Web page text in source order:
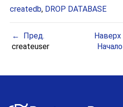
createdb, DROP DATABASE
Пред. Наверх
createuser
Начало